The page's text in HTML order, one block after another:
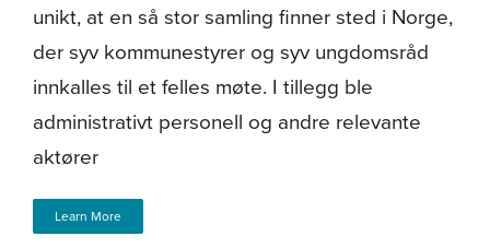
unikt, at en så stor samling finner sted i Norge,
der syv kommunestyrer og syv ungdomsråd
innkalles til et felles møte. I tillegg ble
administrativt personell og andre relevante
aktører
Learn More